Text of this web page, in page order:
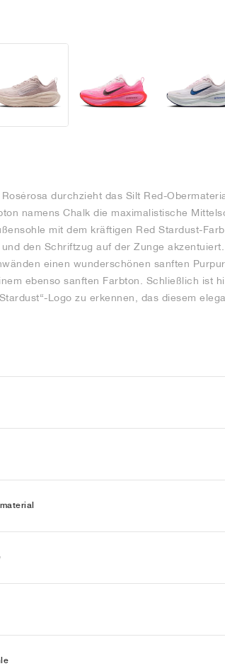
durchzieht das Silt Red-
namens Chalk die maximalistische
mit dem kräftigen Red Stardust-
den Schriftzug auf der Zunge
einen wunderschönen sanften
ebenso sanften Farbton. Schließlich ist
Logo zu erkennen, das diesem